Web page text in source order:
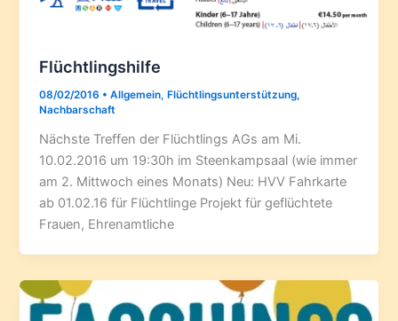
Flüchtlingshilfe
08/02/2016 •Allgemein, Flüchtlingsunterstützung,
Nachbarschaft
Nächste Treffen der Flüchtlings AGs am Mi.
10.02.2016 um 19:30h im Steenkampsaal (wie immer
am 2. Mittwoch eines Monats) Neu: HVV Fahrkarte
ab 01.02.16 für Flüchtlinge Projekt für geflüchtete
Frauen, Ehrenamtliche